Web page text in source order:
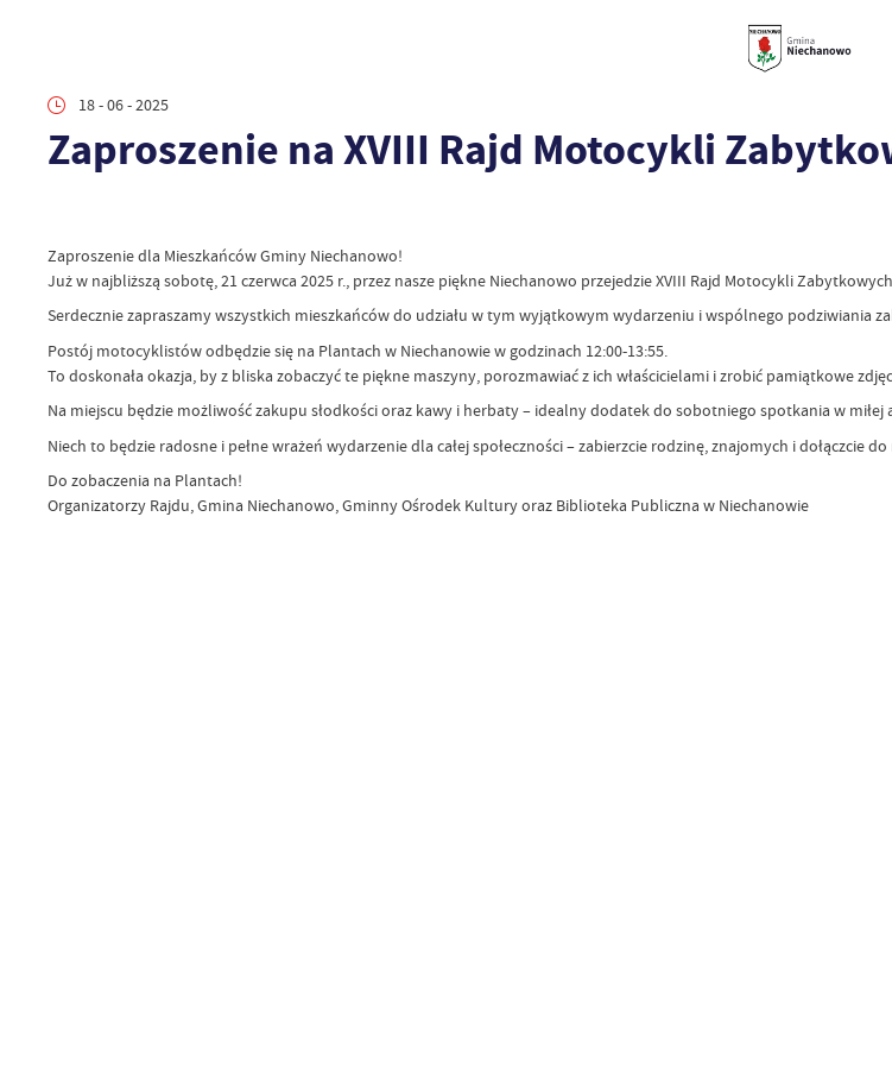
18 - 06 - 2025
Zaproszenie na XVIII Rajd Motocykli
Zaproszenie dla Mieszkańców Gminy Niechanowo!
Już w najbliższą sobotę, 21 czerwca 2025 r., przez nasze piękne Niechanowo przejedzie XVIII Rajd Motocykli
Serdecznie zapraszamy wszystkich mieszkańców do udziału w tym wyjątkowym wydarzeniu i wspólnego podziwiania
Postój motocyklistów odbędzie się na Plantach w Niechanowie w godzinach 12:00-13:55.
To doskonała okazja, by z bliska zobaczyć te piękne maszyny, porozmawiać z ich właścicielami i zrobić pamiątkowe
Na miejscu będzie możliwość zakupu słodkości oraz kawy i herbaty – idealny dodatek do sobotniego spotkania w miłej
Niech to będzie radosne i pełne wrażeń wydarzenie dla całej społeczności – zabierzcie rodzinę, znajomych i dołączcie do
Do zobaczenia na Plantach!
Organizatorzy Rajdu, Gmina Niechanowo, Gminny Ośrodek Kultury oraz Biblioteka Publiczna w Niechanowie